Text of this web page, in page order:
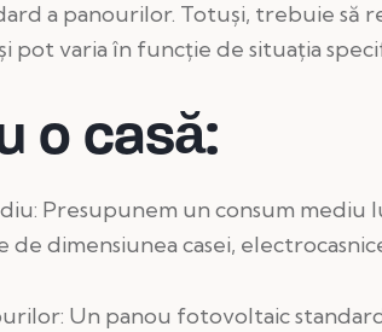
a panourilor. Totuși, trebuie să
pot varia în funcție de situația
o casă:
Presupunem un consum mediu
de dimensiunea casei,
Un panou fotovoltaic